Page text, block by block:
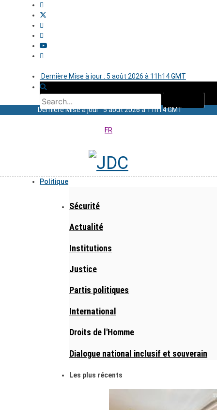
Dernière Mise à jour : 5 août 2026 à 11h14 GMT
Dernière Mise à jour : 5 août 2026 à 11h14 GMT
FR
Politique
Sécurité
Actualité
Institutions
Justice
Partis politiques
International
Droits de l'Homme
Dialogue national inclusif et souverain
Les plus récents